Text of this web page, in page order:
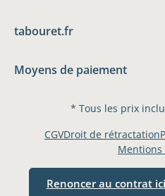
tabouret.fr
Moyens de paiement
* Tous les prix
Renoncer au contrat ici
CGVDroit de rétractation
Mentions